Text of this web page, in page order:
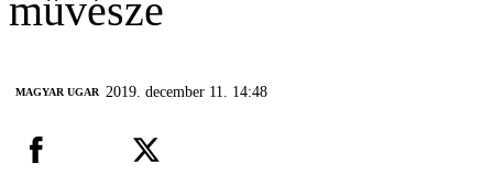
művésze
MAGYAR UGAR 2019. december 11. 14:48